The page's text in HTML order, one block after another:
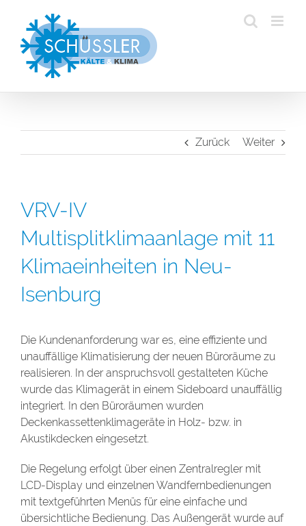
springen
Zurück Weiter
VRV-IV
Multisplitklimaanlage mit 11
Klimaeinheiten in Neu-
Isenburg
Die Kundenanforderung war es, eine effiziente und
unauffällige Klimatisierung der neuen Büroräume zu
realisieren. In der anspruchsvoll gestalteten Küche
wurde das Klimagerät in einem Sideboard unauffällig
integriert. In den Büroräumen wurden
Deckenkassettenklimageräte in Holz- bzw. in
Akustikdecken eingesetzt.
Die Regelung erfolgt über einen Zentralregler mit
LCD-Display und einzelnen Wandfernbedienungen
mit textgeführten Menüs für eine einfache und
übersichtliche Bedienung. Das Außengerät wurde auf